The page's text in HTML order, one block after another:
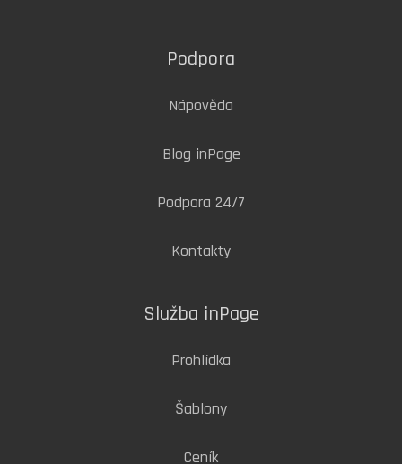
Podpora
Nápověda
Blog inPage
Podpora 24/7
Kontakty
Služba inPage
Prohlídka
Šablony
Ceník